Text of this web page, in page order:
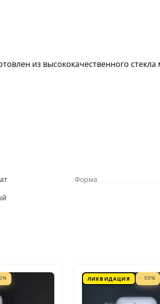
из высококачественного
Форма
ЛИКВИДАЦИЯ - 50%